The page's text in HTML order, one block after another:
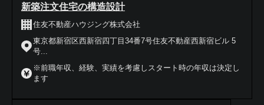
新築注文住宅の構造設計
住友不動産ハウジング株式会社
東京都新宿区西新宿四丁目34番7号住友不動産西新宿ビル 5
号...
※前職年収、経験、実績を考慮しスタート時の年収は決定し
ます